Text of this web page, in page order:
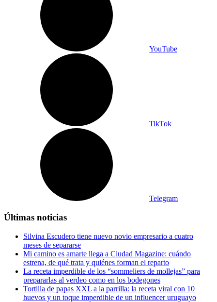
YouTube
TikTok
Telegram
Últimas noticias
Silvina Escudero tiene nuevo novio empresario a cuatro
meses de separarse
Mi camino es amarte llega a Ciudad Magazine: cuándo
estrena, de qué trata y quiénes forman el reparto
La receta imperdible de los “sommeliers de mollejas” para
prepararlas al verdeo como en los bodegones
Tortilla de papas XXL a la parrilla: la receta viral con 10
huevos y un toque imperdible de un influencer uruguayo